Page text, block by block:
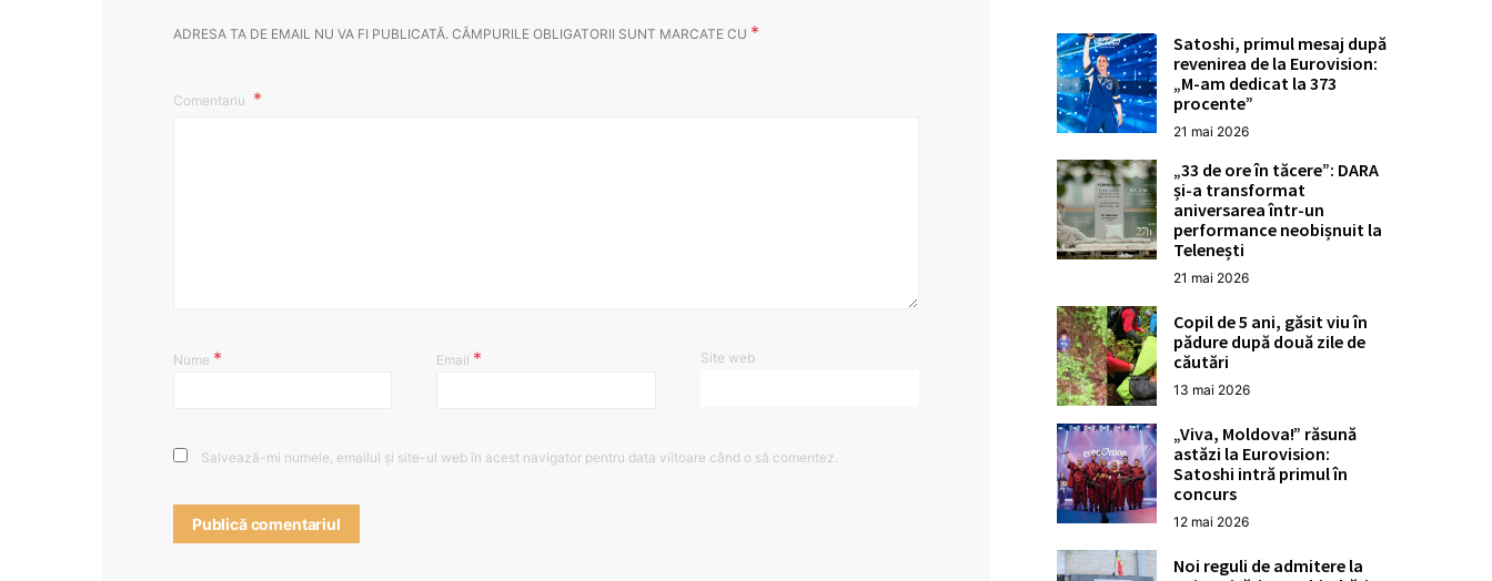
ADRESA TA DE EMAIL NU VA FI PUBLICATĂ. CÂMPURILE OBLIGATORII SUNT MARCATE CU *
Comentariu
Nume * Email * Site web
Salvează-mi numele, emailul și site-ul web în acest navigator pentru data viitoare când o să comentez.
Satoshi, primul mesaj după
revenirea de la Eurovision:
„M-am dedicat la 373
procente”
21 mai 2026
„33 de ore în tăcere”: DARA
și-a transformat
aniversarea într-un
performance neobișnuit la
Telenești
21 mai 2026
Copil de 5 ani, găsit viu în
pădure după două zile de
căutări
13 mai 2026
„Viva, Moldova!” răsună
astăzi la Eurovision:
Satoshi intră primul în
concurs
12 mai 2026
Noi reguli de admitere la